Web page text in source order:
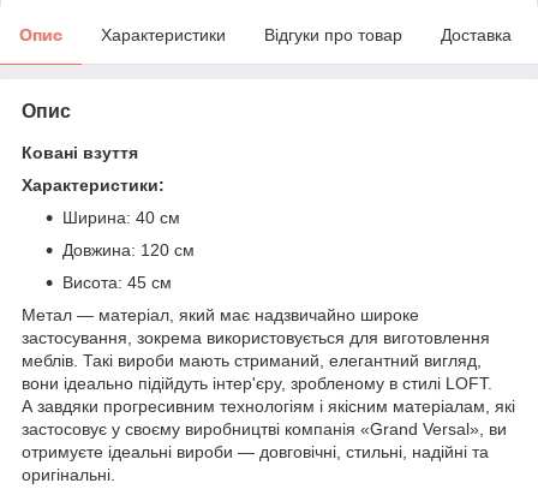
Опис Характеристики Відгуки про товар Доставка
Опис
Ковані взуття
Характеристики:
Ширина: 40 см
Довжина: 120 см
Висота: 45 см
Метал — матеріал, який має надзвичайно широке
застосування, зокрема використовується для виготовлення
меблів. Такі вироби мають стриманий, елегантний вигляд,
вони ідеально підійдуть інтер'єру, зробленому в стилі LOFT.
А завдяки прогресивним технологіям і якісним матеріалам, які
застосовує у своєму виробництві компанія «Grand Versal», ви
отримуєте ідеальні вироби — довговічні, стильні, надійні та
оригінальні.